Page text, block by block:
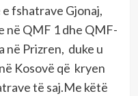
fshatrave Gjonaj,
në QMF 1 dhe QMF-
në Prizren, duke u
Kosovë që kryen
të saj.Me këtë